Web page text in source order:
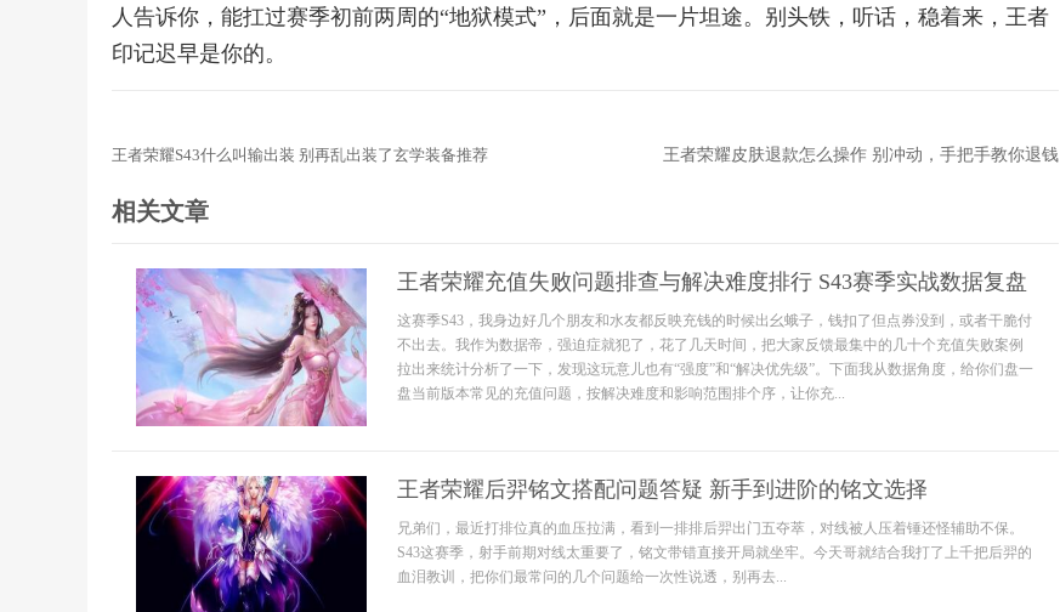
人告诉你，能扛过赛季初前两周的“地狱模式”，后面就是一片坦途。别头铁，听话，稳着来，王者
印记迟早是你的。
王者荣耀S43什么叫输出装 别再乱出装了玄学装备推荐 王者荣耀皮肤退款怎么操作 别冲动，手把手教你退钱
相关文章
王者荣耀充值失败问题排查与解决难度排行 S43赛季实战数据复盘
这赛季S43，我身边好几个朋友和水友都反映充钱的时候出幺蛾子，钱扣了但点券没到，或者干脆付
不出去。我作为数据帝，强迫症就犯了，花了几天时间，把大家反馈最集中的几十个充值失败案例
拉出来统计分析了一下，发现这玩意儿也有“强度”和“解决优先级”。下面我从数据角度，给你们盘一
盘当前版本常见的充值问题，按解决难度和影响范围排个序，让你充...
王者荣耀后羿铭文搭配问题答疑 新手到进阶的铭文选择
兄弟们，最近打排位真的血压拉满，看到一排排后羿出门五夺萃，对线被人压着锤还怪辅助不保。
S43这赛季，射手前期对线太重要了，铭文带错直接开局就坐牢。今天哥就结合我打了上千把后羿的
血泪教训，把你们最常问的几个问题给一次性说透，别再去...